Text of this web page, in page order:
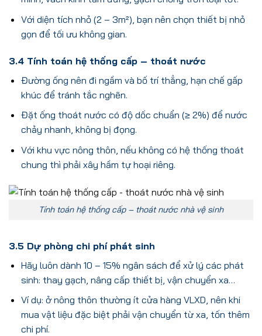
Với diện tích nhỏ (2 – 3m²), bạn nên chọn thiết bị nhỏ
gọn để tối ưu không gian.
3.4 Tính toán hệ thống cấp – thoát nước
Đường ống nên đi ngầm và bố trí thẳng, hạn chế gấp
khúc để tránh tắc nghẽn.
Đặt ống thoát nước có độ dốc chuẩn (≥ 2%) để nước
chảy nhanh, không bị đọng.
Với khu vực nông thôn, nếu không có hệ thống thoát
chung thì phải xây hầm tự hoại riêng.
Tính toán hệ thống cấp – thoát nước nhà vệ sinh
3.5 Dự phòng chi phí phát sinh
Hãy luôn dành 10 – 15% ngân sách để xử lý các phát
sinh: thay gạch, nâng cấp thiết bị, vận chuyển xa…
Ví dụ: ở nông thôn thường ít cửa hàng VLXD, nên khi
mua vật liệu đặc biệt phải vận chuyển từ xa, tốn thêm
chi phí.